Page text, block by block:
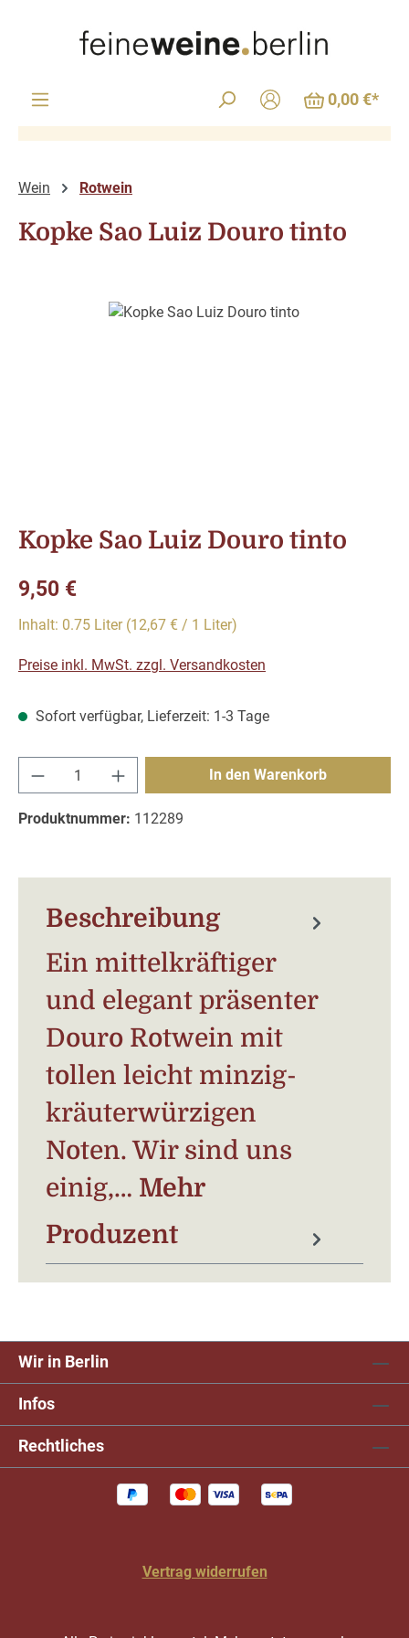
0,00 €*
Wein Rotwein
Kopke Sao Luiz Douro tinto
Bildergalerie überspringen
Kopke Sao Luiz Douro tinto
Regulärer Preis:
9,50 €
Inhalt: 0.75 Liter (12,67 € / 1 Liter)
Preise inkl. MwSt. zzgl. Versandkosten
Sofort verfügbar, Lieferzeit: 1-3 Tage
Produkt Anzahl: Gib den gewünschten
In den Warenkorb
Produktnummer: 112289
Beschreibung
Ein mittelkräftiger
und elegant präsenter
Douro Rotwein mit
tollen leicht minzig-
kräuterwürzigen
Noten. Wir sind uns
einig,… Mehr
Produzent
Wir in Berlin
Infos
Rechtliches
Vertrag widerrufen